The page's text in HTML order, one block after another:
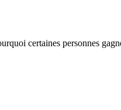
certaines personnes